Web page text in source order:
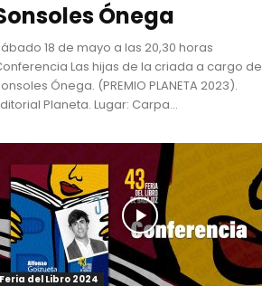
Ónega
18 de mayo a las 20,30 horas
Las hijas de la criada a cargo de
Ónega. (PREMIO PLANETA 2023).
Planeta. Lugar: Carpa...
Feria del Libro 2024